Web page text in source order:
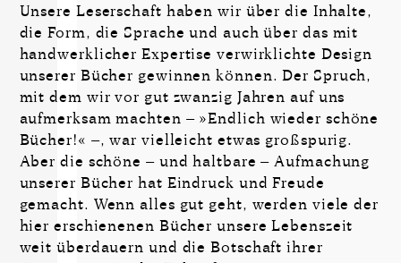
Unsere Leserschaft haben wir über die Inhalte,
die Form, die Sprache und auch über das mit
handwerklicher Expertise verwirklichte Design
unserer Bücher gewinnen können. Der Spruch,
mit dem wir vor gut zwanzig Jahren auf uns
aufmerksam machten – »Endlich wieder schöne
Bücher!« –, war vielleicht etwas großspurig.
Aber die schöne – und haltbare – Aufmachung
unserer Bücher hat Eindruck und Freude
gemacht. Wenn alles gut geht, werden viele der
hier erschienenen Bücher unsere Lebenszeit
weit überdauern und die Botschaft ihrer